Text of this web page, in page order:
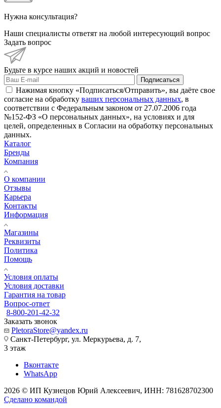
Нужна консультация?
Наши специалисты ответят на любой интересующий вопрос
Задать вопрос
Будьте в курсе наших акций и новостей
Подписаться
Нажимая кнопку «Подписаться/Отправить», вы даёте свое
согласие на обработку ваших персональных данных, в
соответствии с Федеральным законом от 27.07.2006 года
№152-ФЗ «О персональных данных», на условиях и для
целей, определенных в Согласии на обработку персональных
данных.
Каталог
Бренды
Компания
О компании
Отзывы
Карьера
Контакты
Информация
Магазины
Реквизиты
Политика
Помощь
Условия оплаты
Условия доставки
Гарантия на товар
Вопрос-ответ
8-800-201-42-32
Заказать звонок
PletoraStore@yandex.ru
Санкт-Петербург, ул. Меркурьева, д. 7,
3 этаж
Вконтакте
WhatsApp
2026 © ИП Кузнецов Юрий Алексеевич, ИНН: 781628702300
Сделано командой